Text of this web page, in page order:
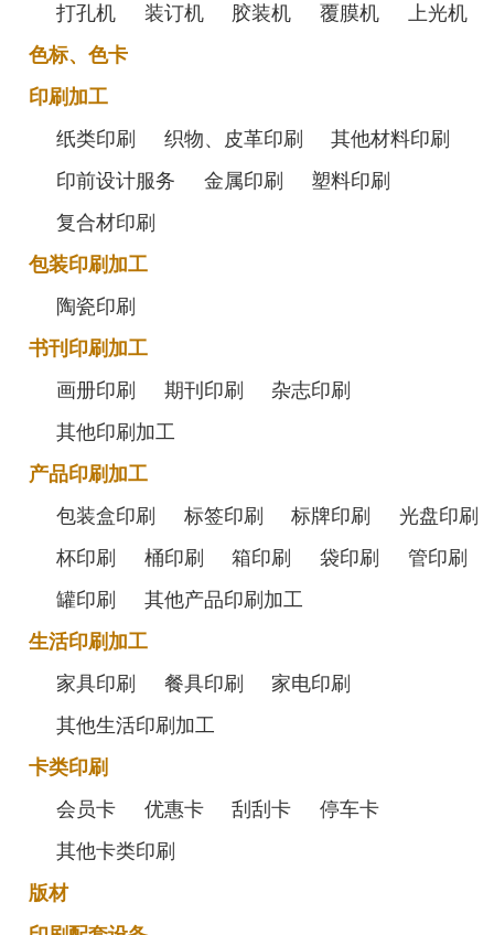
打孔机
装订机 胶装机 覆膜机
上光机
色标、色卡
印刷加工
纸类印刷
织物、皮革印刷
其他材料印刷
印前设计服务
金属印刷
塑料印刷
复合材印刷
包装印刷加工
陶瓷印刷
书刊印刷加工
画册印刷
期刊印刷
杂志印刷
其他印刷加工
产品印刷加工
包装盒印刷
标签印刷 标牌印刷
光盘印刷
杯印刷
桶印刷 箱印刷 袋印刷
管印刷
罐印刷
其他产品印刷加工
生活印刷加工
家具印刷
餐具印刷
家电印刷
其他生活印刷加工
卡类印刷
会员卡
优惠卡 刮刮卡
停车卡
其他卡类印刷
版材